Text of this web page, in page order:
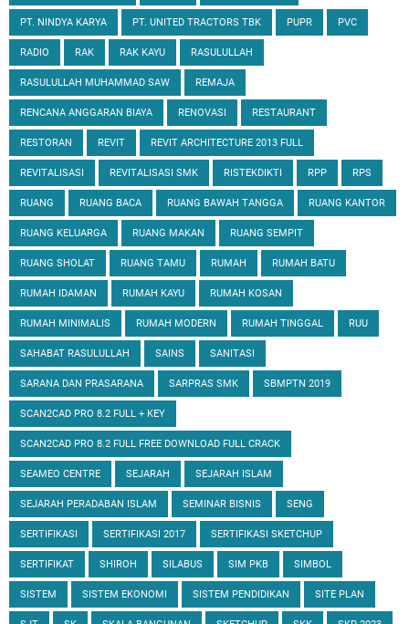
PT. NINDYA KARYA PT. UNITED TRACTORS TBK PUPR PVC
RADIO RAK RAK KAYU RASULULLAH
RASULULLAH MUHAMMAD SAW REMAJA
RENCANA ANGGARAN BIAYA RENOVASI RESTAURANT
RESTORAN REVIT REVIT ARCHITECTURE 2013 FULL
REVITALISASI REVITALISASI SMK RISTEKDIKTI RPP RPS
RUANG RUANG BACA RUANG BAWAH TANGGA RUANG KANTOR
RUANG KELUARGA RUANG MAKAN RUANG SEMPIT
RUANG SHOLAT RUANG TAMU RUMAH RUMAH BATU
RUMAH IDAMAN RUMAH KAYU RUMAH KOSAN
RUMAH MINIMALIS RUMAH MODERN RUMAH TINGGAL RUU
SAHABAT RASULULLAH SAINS SANITASI
SARANA DAN PRASARANA SARPRAS SMK SBMPTN 2019
SCAN2CAD PRO 8.2 FULL + KEY
SCAN2CAD PRO 8.2 FULL FREE DOWNLOAD FULL CRACK
SEAMEO CENTRE SEJARAH SEJARAH ISLAM
SEJARAH PERADABAN ISLAM SEMINAR BISNIS SENG
SERTIFIKASI SERTIFIKASI 2017 SERTIFIKASI SKETCHUP
SERTIFIKAT SHIROH SILABUS SIM PKB SIMBOL
SISTEM SISTEM EKONOMI SISTEM PENDIDIKAN SITE PLAN